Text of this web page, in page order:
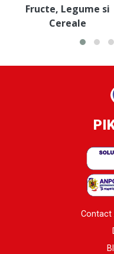
Fructe, Legume si
Cereale
Contact